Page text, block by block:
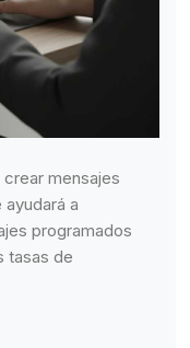
mensajes
a
programados
tasas de